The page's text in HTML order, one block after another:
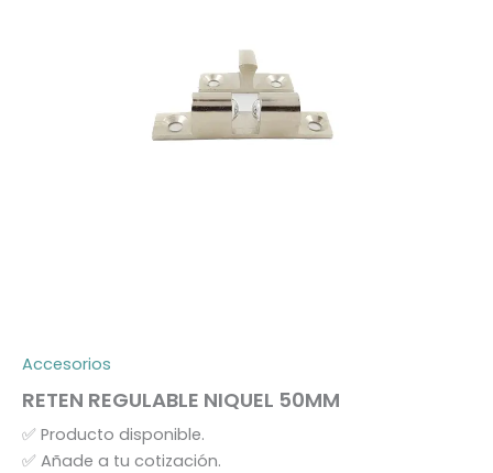
Accesorios
RETEN REGULABLE NIQUEL 50MM
✅ Producto disponible.
✅ Añade a tu cotización.